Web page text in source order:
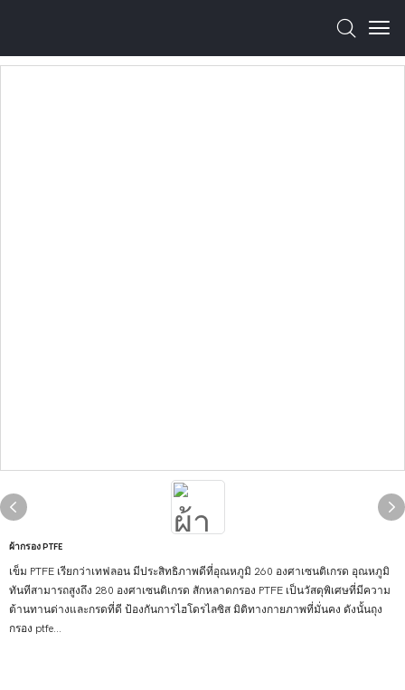
ผ้ากรอง PTFE
เข็ม PTFE เรียกว่าเทฟลอน มีประสิทธิภาพดีที่อุณหภูมิ 260 องศาเซนติเกรด อุณหภูมิ
ทันทีสามารถสูงถึง 280 องศาเซนติเกรด สักหลาดกรอง PTFE เป็นวัสดุพิเศษที่มีความ
ต้านทานด่างและกรดที่ดี ป้องกันการไฮโดรไลซิส มิติทางกายภาพที่มั่นคง ดังนั้นถุง
กรอง ptfe...